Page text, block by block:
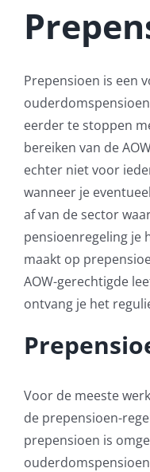
Pensioen aanbod
Pensioenblij
Blog
Contact
Prepensioen is een
eerder te stoppen
bereiken van de
echter niet voor
wanneer je
af van de sector
pensioenregeling je
maakt op
AOW-gerechtigde
ontvang je het
Voor de meeste
de prepensioen-
prepensioen is